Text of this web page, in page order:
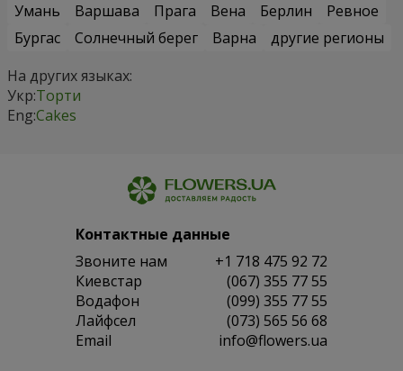
Умань
Варшава Прага Вена Берлин
Ревное
Бургас
Солнечный берег Варна
другие регионы
На других языках:
Укр:Торти
Eng:Cakes
Контактные данные
Звоните нам
+1 718 475 92 72
Киевстар
(067) 355 77 55
Водафон
(099) 355 77 55
Лайфсел
(073) 565 56 68
Email
info@flowers.ua